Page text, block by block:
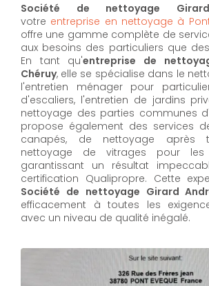
Société de nettoyage
votre entreprise en nettoyage à
offre une gamme complète de
aux besoins des particuliers que
En tant qu'entreprise de
Chéruy, elle se spécialise dans le
l'entretien ménager pour
d'escaliers, l'entretien de jardins
nettoyage des parties communes
propose également des services
canapés, de nettoyage après
nettoyage de vitrages pour les
garantissant un résultat
certification Qualipropre. Cette
Société de nettoyage Girard
efficacement à toutes les
avec un niveau de qualité inégalé.